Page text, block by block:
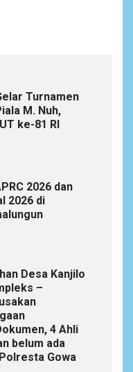
Turnamen
M. Nuh,
ke-81 RI
2026 dan
2026 di
Desa Kanjilo
–
4 Ahli
belum ada
Gowa